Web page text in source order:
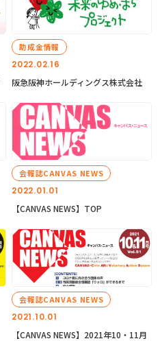
2022.02.16
助成金情報
阪急阪神ホールディングス株式会社
2022.01.01
会報誌CANVAS NEWS
【CANVAS NEWS】TOP
2021.10.01
会報誌CANVAS NEWS
【CANVAS NEWS】2021年10・11月